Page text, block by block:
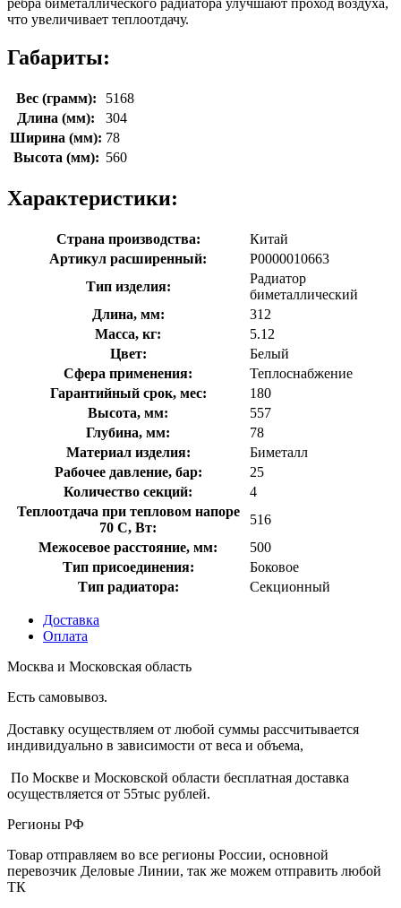
что увеличивает теплоотдачу.
Габариты:
Вес (грамм):
5168
Длина (мм):
304
Ширина (мм): 78
Высота (мм): 560
Характеристики:
Страна производства:
Китай
Артикул расширенный:
Р0000010663
Тип изделия:
Радиатор
биметаллический
Длина, мм:
312
Масса, кг:
5.12
Цвет:
Белый
Сфера применения:
Теплоснабжение
Гарантийный срок, мес:
180
Высота, мм:
557
Глубина, мм:
78
Материал изделия:
Биметалл
Рабочее давление, бар:
25
Количество секций:
4
Теплоотдача при тепловом напоре
70 С, Вт:
516
Межосевое расстояние, мм:
500
Тип присоединения:
Боковое
Тип радиатора:
Ceкциoнный
Доставка
Оплата
Москва и Московская область
Есть самовывоз.
Доставку осуществляем от любой суммы рассчитывается
индивидуально в зависимости от веса и объема,
По Москве и Московской области бесплатная доставка
осуществляется от 55тыс рублей.
Регионы РФ
Товар отправляем во все регионы России, основной
перевозчик Деловые Линии, так же можем отправить любой
ТК